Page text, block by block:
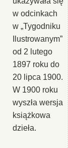
w odcinkach
w „Tygodniku
Ilustrowanym”
od 2 lutego
1897 roku do
20 lipca 1900.
W 1900 roku
wyszła wersja
książkowa
dzieła.